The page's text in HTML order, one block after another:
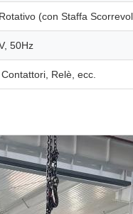
(con Staffa
50Hz
Relè, ecc.